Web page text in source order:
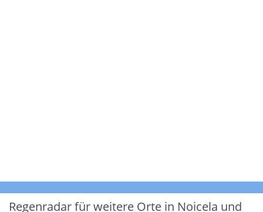
Regenradar für weitere Orte in Noicela und